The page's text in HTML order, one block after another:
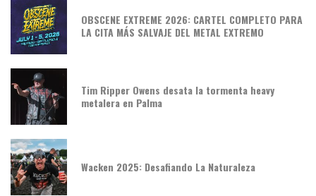
OBSCENE EXTREME 2026: CARTEL COMPLETO PARA
LA CITA MÁS SALVAJE DEL METAL EXTREMO
Tim Ripper Owens desata la tormenta heavy
metalera en Palma
Wacken 2025: Desafiando La Naturaleza